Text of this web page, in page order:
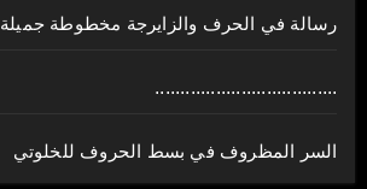
رسالة في الحرف والزايرجة مخطوطة جميلة
....................................
السر المظروف في بسط الحروف للخلوتي